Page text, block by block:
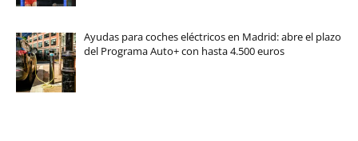
Ayudas para coches eléctricos en Madrid: abre el plazo
del Programa Auto+ con hasta 4.500 euros